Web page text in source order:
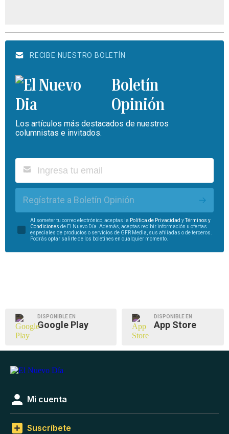
RECIBE NUESTRO BOLETÍN
Boletín
Opinión
Los artículos más destacados de nuestros
columnistas e invitados.
Regístrate a Boletín Opinión
Al someter tu correo electrónico, aceptas la Política de Privacidad yTérminos y
Condiciones de El Nuevo Día. Además, aceptas recibir información u ofertas
especiales de productos o servicios de GFR Media, sus afiliadas o de terceros.
Podrás optar salirte de los boletines en cualquier momento.
DISPONIBLE EN
Google Play
DISPONIBLE EN
App Store
Mi cuenta
Suscríbete